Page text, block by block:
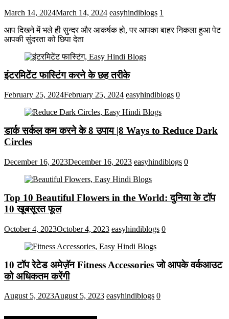
March 14, 2024March 14, 2024 easyhindiblogs 1
आप दिखने में भले ही सुन्दर और आकर्षक हो, पर आपका बाहर निकला हुआ पेट
आपकी सुंदरता को छिपा देता
इंटरमिटेंट फास्टिंग करने के छह तरीके
February 25, 2024February 25, 2024 easyhindiblogs 0
डार्क सर्कल कम करने के 8 उपाय |8 Ways to Reduce Dark
Circles
December 16, 2023December 16, 2023 easyhindiblogs 0
Top 10 Beautiful Flowers in the World: दुनिया के टॉप
10 खूबसूरत फूल
October 4, 2023October 4, 2023 easyhindiblogs 0
10 टॉप रेटेड अमेज़ॅन Fitness Accessories जो आपके वर्कआउट
को अधिकतम करेंगी
August 5, 2023August 5, 2023 easyhindiblogs 0